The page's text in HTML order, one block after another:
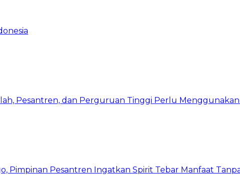
Pesantren, dan Perguruan Tinggi Perlu Menggunakan
Pimpinan Pesantren Ingatkan Spirit Tebar Manfaat